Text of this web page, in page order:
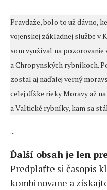
Pravdaže, bolo to už dávno,
vojenskej základnej službe v
som využíval na
a Chropynských rybníkoch.
zostal aj naďalej verný
celej dĺžke rieky Moravy až
a Valtické rybníky, kam sa
...
Ďalší obsah je len
Predplaťte si časopis
kombinovane a